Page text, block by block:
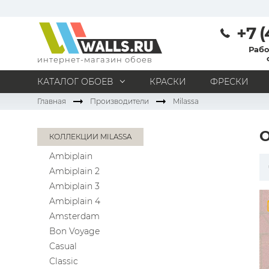
интернет-магазин обоев
+7
КАТАЛОГ ОБОЕВ КРАСКИ ФРЕСКИ
МАТЕРИАЛ
Виниловые
Бумажные
Акриловые
ПОМЕЩЕНИЕ
Кабинет
Коридор
Спальня
Детская
Все типы помещений
Главная Производители Milassa
КОЛЛЕКЦИИ MILASSA
Ambiplain
Ambiplain 2
Ambiplain 3
Ambiplain 4
Amsterdam
Bon Voyage
Casual
Classic